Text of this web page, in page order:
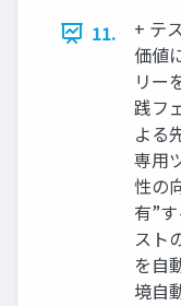
11.
+ テ
価値
リー
践フ
よる
専用
性の
有”
スト
を自
境自